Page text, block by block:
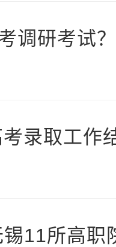
调研考试
录取工作
11所高职